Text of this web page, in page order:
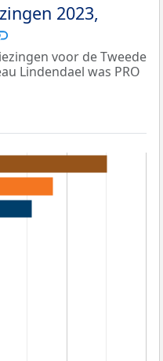
2023,
voor de Tweede
Lindendael was PRO